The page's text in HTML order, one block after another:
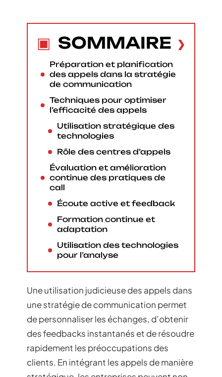
SOMMAIRE
Préparation et planification
des appels dans la stratégie
de communication
Techniques pour optimiser
l’efficacité des appels
Utilisation stratégique des
technologies
Rôle des centres d’appels
Évaluation et amélioration
continue des pratiques de
call
Écoute active et feedback
Formation continue et
adaptation
Utilisation des technologies
pour l’analyse
Une utilisation judicieuse des appels dans
une stratégie de communication permet
de personnaliser les échanges, d’obtenir
des feedbacks instantanés et de résoudre
rapidement les préoccupations des
clients. En intégrant les appels de manière